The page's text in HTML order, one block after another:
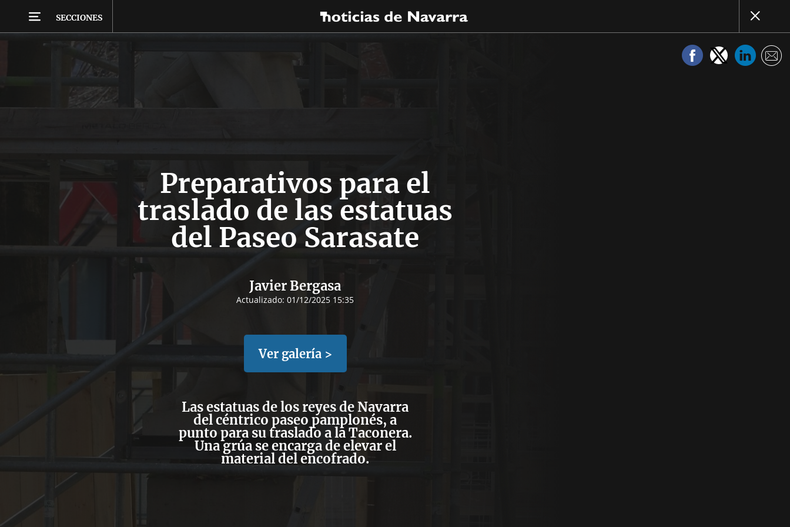
SECCIONES
Preparativos para el
traslado de las estatuas
del Paseo Sarasate
Javier Bergasa
Actualizado: 01/12/2025 15:35
Ver galería >
Las estatuas de los reyes de Navarra
del céntrico paseo pamplonés, a
punto para su traslado a la Taconera.
Una grúa se encarga de elevar el
material del encofrado.